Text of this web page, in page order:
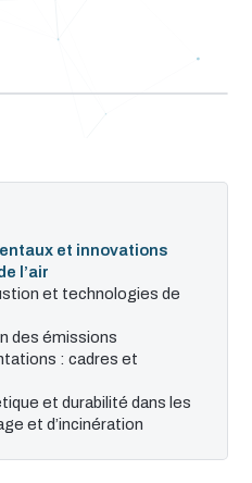
et innovations
l’air
et technologies de
des émissions
: cadres et
et durabilité dans les
et d’incinération